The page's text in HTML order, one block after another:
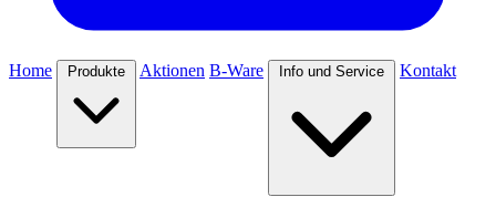
Home Produkte Aktionen B-Ware Info und Service Kontakt